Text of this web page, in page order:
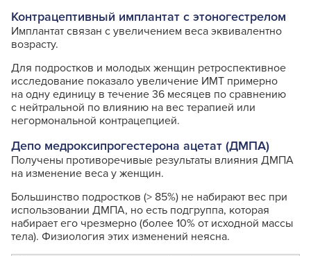
Контрацептивный имплантат с этоногестрелом
Имплантат связан с увеличением веса эквивалентно
возрасту.
Для подростков и молодых женщин ретроспективное
исследование показало увеличение ИМТ примерно
на одну единицу в течение 36 месяцев по сравнению
с нейтральной по влиянию на вес терапией или
негормональной контрацепцией.
Депо медроксипрогестерона ацетат (ДМПА)
Получены противоречивые результаты влияния ДМПА
на изменение веса у женщин.
Большинство подростков (> 85%) не набирают вес при
использовании ДМПА, но есть подгруппа, которая
набирает его чрезмерно (более 10% от исходной массы
тела). Физиология этих изменений неясна.